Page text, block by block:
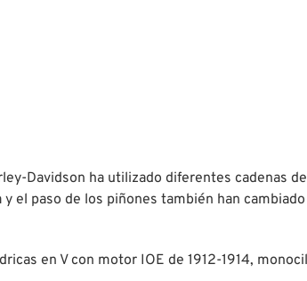
Davidson ha utilizado diferentes cadenas
el paso de los piñones también han
en V con motor IOE de 1912-1914,